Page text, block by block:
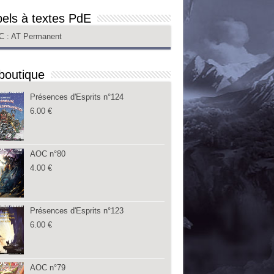
à textes PdE
: AT Permanent
Présences d'Esprits n°124
6.00 €
AOC n°80
4.00 €
Présences d'Esprits n°123
6.00 €
AOC n°79